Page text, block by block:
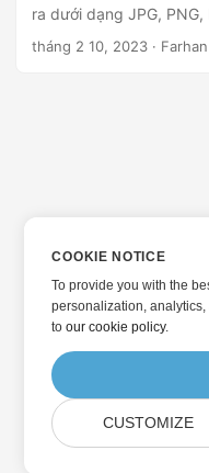
ra dưới dạng JPG,
Ngoài ra, bạn cũng có
tháng 2 10, 2023 ·
COOKIE NOTICE
To provide you with the
personalization,
toour cookie policy.
CUSTOMIZE